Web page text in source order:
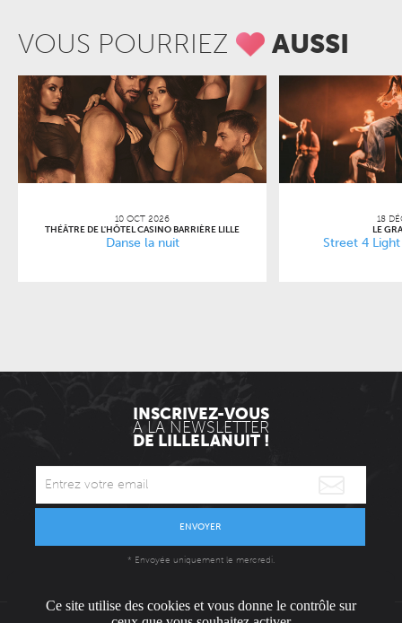
VOUS POURRIEZ AUSSI
10 OCT 2026
THÉÂTRE DE L'HÔTEL CASINO BARRIÈRE LILLE
Danse la nuit
18
LE
Street 4
INSCRIVEZ-VOUS
À LA NEWSLETTER
DE LILLELANUIT !
ENVOYER
* Envoyée uniquement le mercredi.
Ce site utilise des cookies et vous donne le contrôle sur